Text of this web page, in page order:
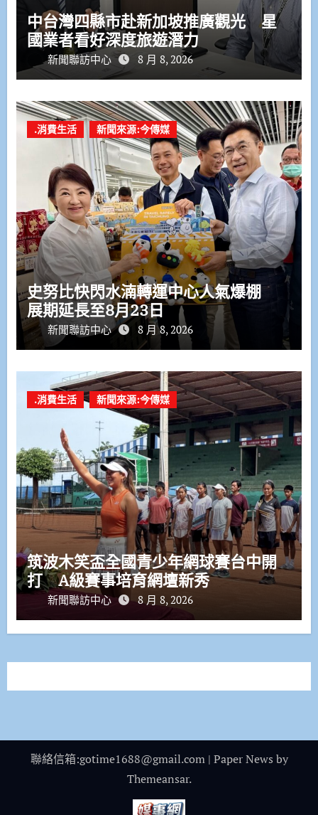
中台灣四縣市赴新加坡推廣觀光 星
國業者看好深度旅遊潛力
新聞聯訪中心 8 月 8, 2026
.消費生活 新聞來源:今傳媒
史努比快閃水湳轉運中心人氣爆棚
展期延長至8月23日
新聞聯訪中心 8 月 8, 2026
.消費生活 新聞來源:今傳媒
筑波木笑盃全國青少年網球賽台中開
打 A級賽事培育網壇新秀
新聞聯訪中心 8 月 8, 2026
聯絡信箱:gotime1688@gmail.com | Paper News by
Themeansar.